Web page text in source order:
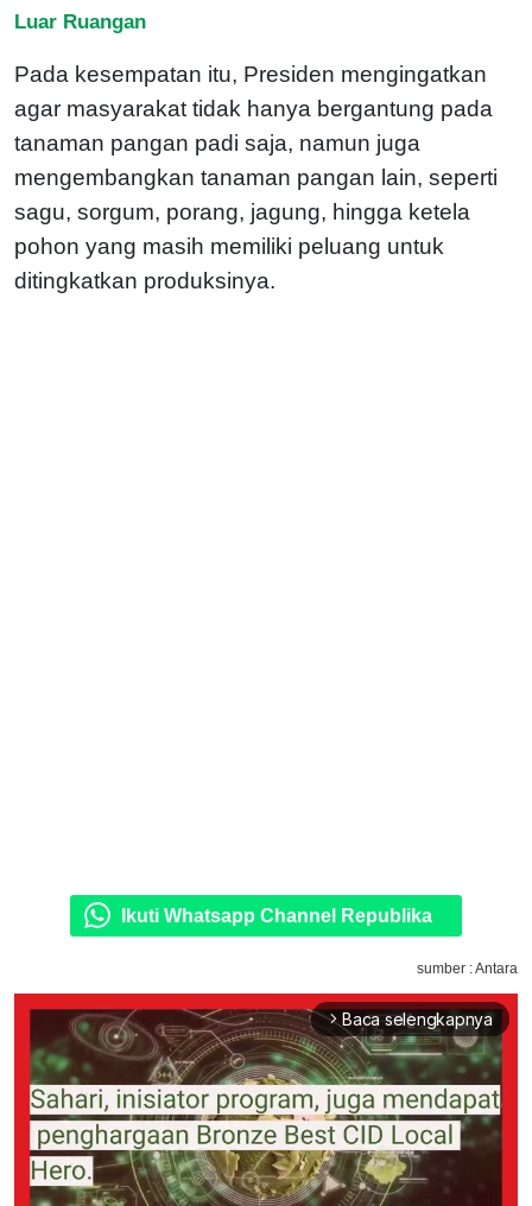
Luar Ruangan
Pada kesempatan itu, Presiden mengingatkan
agar masyarakat tidak hanya bergantung pada
tanaman pangan padi saja, namun juga
mengembangkan tanaman pangan lain, seperti
sagu, sorgum, porang, jagung, hingga ketela
pohon yang masih memiliki peluang untuk
ditingkatkan produksinya.
Ikuti Whatsapp Channel Republika
sumber : Antara
arrow_forward_ios Baca selengkapnya